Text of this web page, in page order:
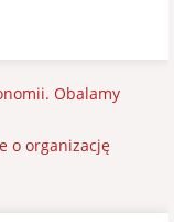
Obalamy
o organizację